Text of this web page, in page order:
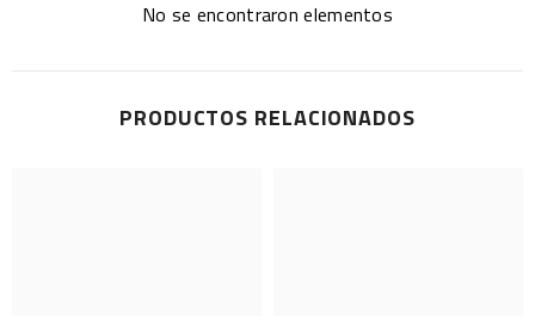
No se encontraron elementos
PRODUCTOS RELACIONADOS